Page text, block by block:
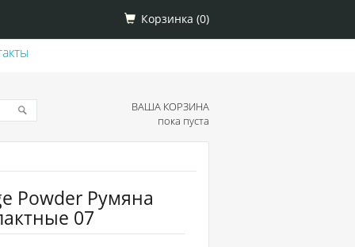
Корзинка (0)
ВАША КОРЗИНА
пока пуста
Powder Румяна
07